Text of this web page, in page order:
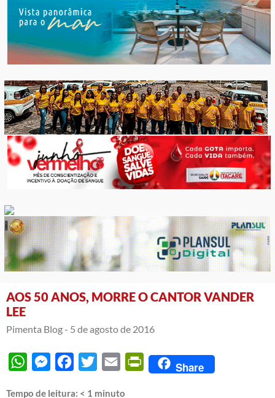
AOS 50 ANOS, MORRE O CANTOR VANDER
LEE
Pimenta Blog - 5 de agosto de 2016
WhatsAppMessengerFacebook
Twitter Email PrintFriendly
Share
Tempo de leitura: < 1 minuto